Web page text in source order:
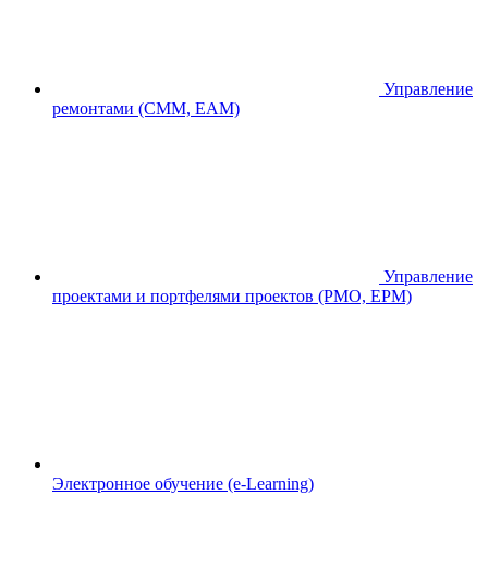
Управление
ремонтами (CMM, EAM)
Управление
проектами и портфелями проектов (PMO, EPM)
Электронное обучение (e-Learning)